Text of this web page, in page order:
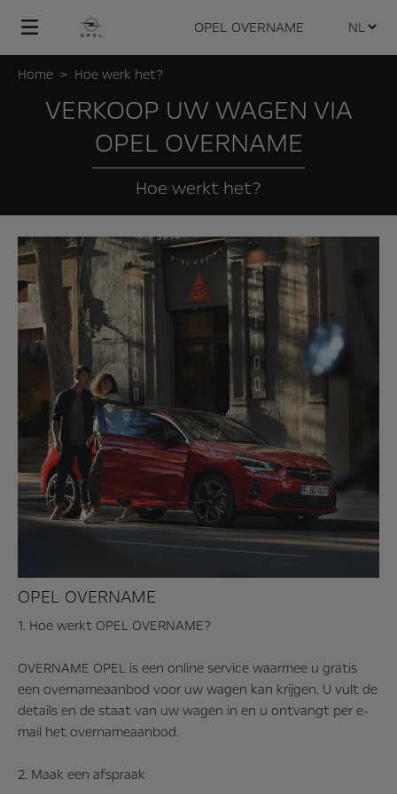
OPEL OVERNAME
Home Hoe werk het?
VERKOOP UW WAGEN VIA
OPEL OVERNAME
Hoe werkt het?
OPEL OVERNAME
1. Hoe werkt OPEL OVERNAME?
OVERNAME OPEL is een online service waarmee u gratis
een overnameaanbod voor uw wagen kan krijgen. U vult de
details en de staat van uw wagen in en u ontvangt per e-
mail het overnameaanbod.
2. Maak een afspraak